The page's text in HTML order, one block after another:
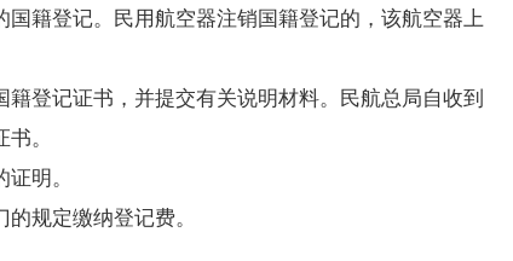
籍登记。民用航空器注销国籍登记的，该航空器上
登记证书，并提交有关说明材料。民航总局自收到
。
明。
规定缴纳登记费。